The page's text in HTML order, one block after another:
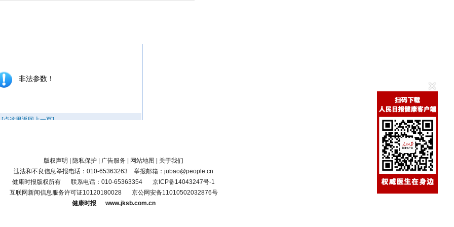
版权声明 隐私保护 广告服务 网站地图
关于我们
违法和不良信息举报电话：010-65363263 举报邮箱：jubao@people.cn
健康时报版权所有
联系电话：010-65363354
京ICP备14043247号-1
互联网新闻信息服务许可证10120180028
京公网安备11010502032876号
健康时报 www.jksb.com.cn